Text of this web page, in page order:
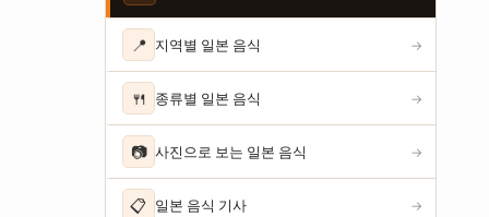
📍 지역별 일본 음식 →
🍴 종류별 일본 음식 →
📷 사진으로 보는 일본 음식 →
📋 일본 음식 기사 →